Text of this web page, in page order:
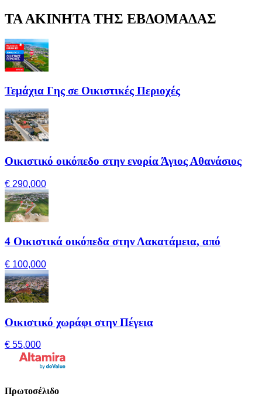
ΤΑ ΑΚΙΝΗΤΑ ΤΗΣ ΕΒΔΟΜΑΔΑΣ
Τεμάχια Γης σε Οικιστικές Περιοχές
Οικιστικό οικόπεδο στην ενορία Άγιος Αθανάσιος
€ 290,000
4 Οικιστικά οικόπεδα στην Λακατάμεια, από
€ 100,000
Οικιστικό χωράφι στην Πέγεια
€ 55,000
Πρωτοσέλιδο